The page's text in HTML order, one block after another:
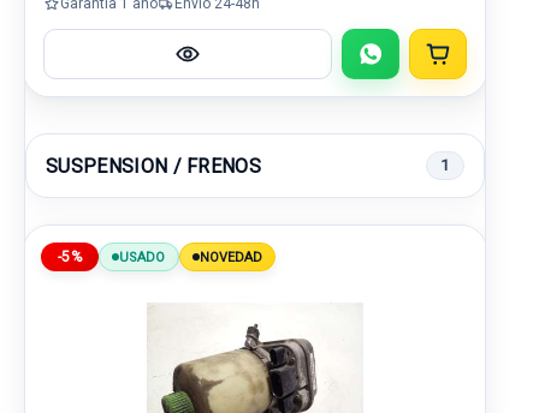
SUSPENSION / FRENOS 1
-5% USADO NOVEDAD